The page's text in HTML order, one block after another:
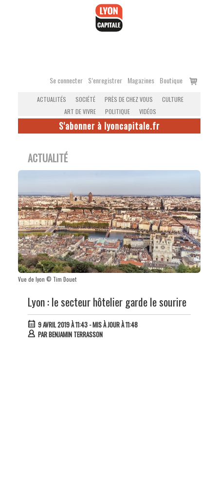
Se connecter S’enregistrer Magazines Boutique
Voir
ACTUALITÉS SOCIÉTÉ PRÈS DE CHEZ VOUS
CULTURE
ART DE VIVRE
POLITIQUE VIDÉOS
S'abonner à lyoncapitale.fr
ACTUALITÉ
Vue de lyon © Tim Douet
Lyon : le secteur hôtelier garde le sourire
9 AVRIL 2019 À 11:43- MIS À JOUR À 11:48
PARBENJAMIN TERRASSON